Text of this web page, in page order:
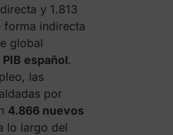
y 1.813
forma indirecta
global
español.
las
por
4.866 nuevos
lo largo del